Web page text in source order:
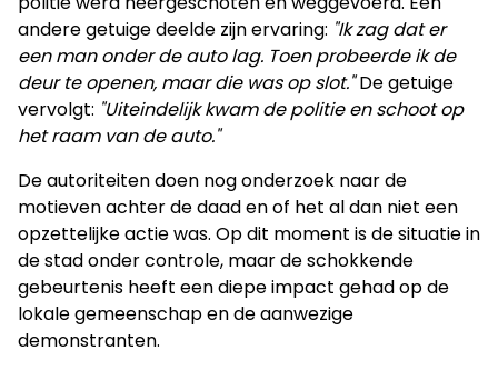
andere getuige deelde zijn ervaring: "Ik zag dat er
een man onder de auto lag. Toen probeerde ik de
deur te openen, maar die was op slot."De getuige
vervolgt: "Uiteindelijk kwam de politie en schoot op
het raam van de auto."
De autoriteiten doen nog onderzoek naar de
motieven achter de daad en of het al dan niet een
opzettelijke actie was. Op dit moment is de situatie in
de stad onder controle, maar de schokkende
gebeurtenis heeft een diepe impact gehad op de
lokale gemeenschap en de aanwezige
demonstranten.